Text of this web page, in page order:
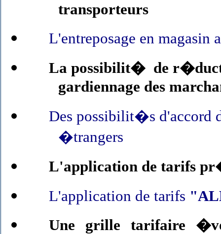
transporteurs
L'entreposage en
La possibilit� de
gardiennage des
Des possibilit�s d'accord
�trangers
L'application de tarifs
L'application de tarifs
Une grille tarifaire